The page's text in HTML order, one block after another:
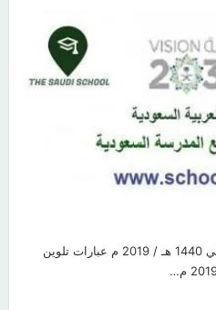
عبارات تلوين بمناسبة اليوم الوطني 1440 هـ / 2019 م عبارات تلوين